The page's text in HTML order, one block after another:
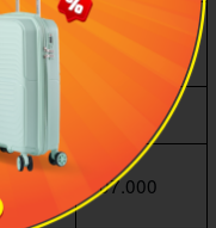
hòa
hòa
hòa
707.000